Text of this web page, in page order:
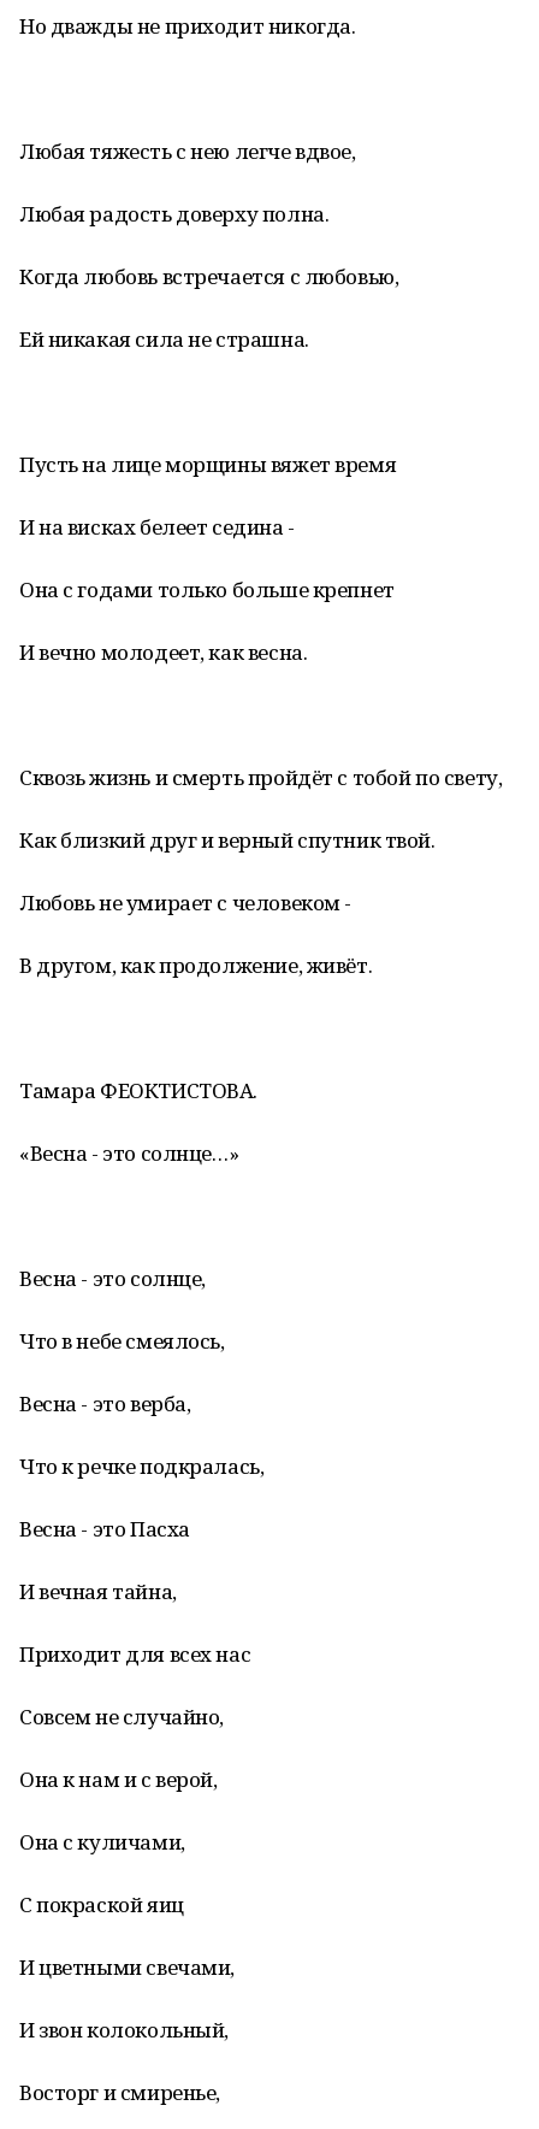
Но дважды не приходит никогда.
Любая тяжесть с нею легче вдвое,
Любая радость доверху полна.
Когда любовь встречается с любовью,
Ей никакая сила не страшна.
Пусть на лице морщины вяжет время
И на висках белеет седина -
Она с годами только больше крепнет
И вечно молодеет, как весна.
Сквозь жизнь и смерть пройдёт с тобой по свету,
Как близкий друг и верный спутник твой.
Любовь не умирает с человеком -
В другом, как продолжение, живёт.
Тамара ФЕОКТИСТОВА.
«Весна - это солнце…»
Весна - это солнце,
Что в небе смеялось,
Весна - это верба,
Что к речке подкралась,
Весна - это Пасха
И вечная тайна,
Приходит для всех нас
Совсем не случайно,
Она к нам и с верой,
Она с куличами,
С покраской яиц
И цветными свечами,
И звон колокольный,
Восторг и смиренье,